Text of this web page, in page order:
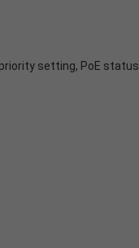
priority setting, PoE status